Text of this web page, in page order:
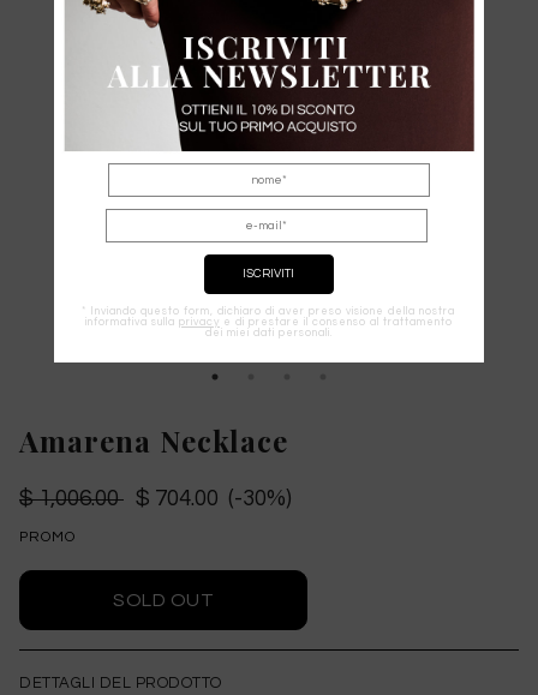
Amarena Necklace
$ 1,006.00 $ 704.00 (-30%)
PROMO
DETTAGLI DEL PRODOTTO
* Inviando questo form, dichiaro di aver preso visione della nostra
informativa sulla privacy e di prestare il consenso al trattamento
dei miei dati personali.